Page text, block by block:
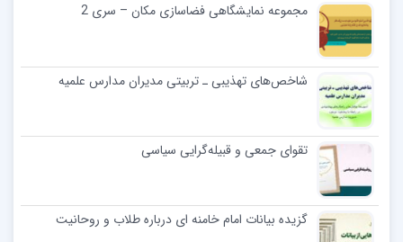
مجموعه نمایشگاهی فضاسازی مکان – سری 2
شاخص‌های تهذیبی ـ تربیتی مدیران مدارس علمیه
تقوای جمعی و قبیله‌گرایی سیاسی
گزیده بیانات امام خامنه ای درباره طلاب و روحانیت